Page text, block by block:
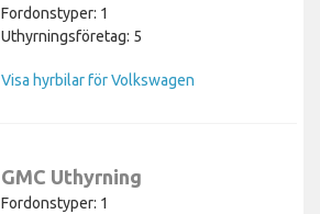
Fordonstyper: 1
Uthyrningsföretag: 5
Visa hyrbilar för Volkswagen
GMC Uthyrning
Fordonstyper: 1